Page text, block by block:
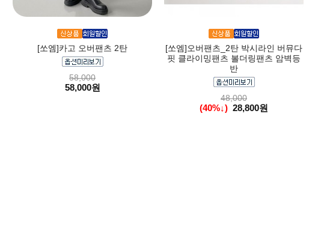
[쏘엠]카고 오버팬츠 2탄
58,000
58,000원
[쏘엠]오버팬츠_2탄 박시라인 버뮤다
핏 클라이밍팬츠 볼더링팬츠 암벽등
반
48,000
(40%↓) 28,800원